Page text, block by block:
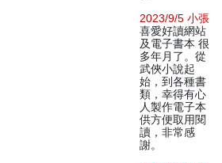
2023/9/5 小張
喜愛好讀網站
及電子書本 很
多年月了。從
武俠小說起
始，到各種書
類，幸得有心
人製作電子本
供方便取用閱
讀，非常感
謝。